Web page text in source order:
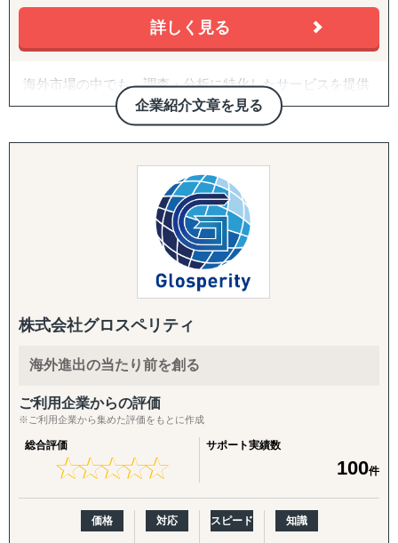
↳ 画像・動画コンテンツ制作
『販路構築チーム』
↳ 商談向け資料制作
↳ 企業リストアップ
↳ アポイント取得
↳ 商談創出・交渉サポート
目的：海外現地で活動するために必要な土台をつくる
↳ 会社設立（登記・銀行口座）
↳ 不動産探索（オフィス・倉庫・店舗・住居）
↳ 店舗開業パッケージ（許認可・内装・採用・集客）
↳ 人材採用支援（現地スタッフ採用）
------------------------------------
詳しく見る
企業紹介文章を見る
海外市場の中でも、調査・分析に特化したサービスを提供
しております。
たとえば、市場の調査・分析に関しては、外部環境の影響
を推測するPEST分析や、ビジネスモデルの仮説検証など
を「正確かつ包括的」に実施しております。なぜその情報
が必要なのか、クライアントのご相談背景まですり合わせ
をすることを徹底していることが強みとなっています。
競合の調査・分析については、対象企業の強みや弱みを把
握するためのSWOT分析、マーケットシェアや競合企業の
分析などを行い、「その企業がなぜ成功・失敗したのか」
を徹底的に掘り下げます。
また、得られたデータや分析から、具体的な戦略と実行可
能な施策提案まで行っております。貴社の「適切な経営判
断」のために、合理的かつ包括的な支援を心がけていま
す。
ありがたいことに、これまでたくさんの企業様を支援させ
ていただきましたが、相談いただくほどんどの企業様が、
「どの国・地域に参入すべきかわからない」
「進出に踏み切れる客観的データがない」
「海外進出がはじめてだから落とし穴が多そうで困ってい
株式会社グロスペリティ
海外進出の当たり前を創る
ご利用企業からの評価
※ご利用企業から集めた評価をもとに作成
総合評価
★★★★★
★★★★★
サポート実績数
100件
価格 対応 スピード 知識